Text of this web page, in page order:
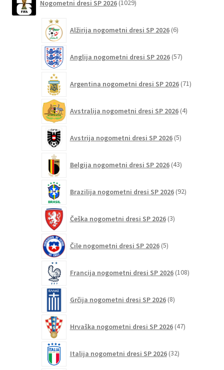
Nogometni dresi SP 2026 1029izdelkov
Alžirija nogometni dresi SP 2026 6izdelkov
Anglija nogometni dresi SP 2026 57izdelkov
Argentina nogometni dresi SP 2026 71izdelkov
Avstralija nogometni dresi SP 2026 4izdelki
Avstrija nogometni dresi SP 2026 5izdelkov
Belgija nogometni dresi SP 2026 43izdelkov
Brazilija nogometni dresi SP 2026 92izdelkov
Češka nogometni dresi SP 2026 3izdelki
Čile nogometni dresi SP 2026 5izdelkov
Francija nogometni dresi SP 2026 108izdelkov
Grčija nogometni dresi SP 2026 8izdelkov
Hrvaška nogometni dresi SP 2026 47izdelkov
Italija nogometni dresi SP 2026 32izdelkov